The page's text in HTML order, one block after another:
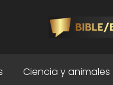
Ciencia y animales